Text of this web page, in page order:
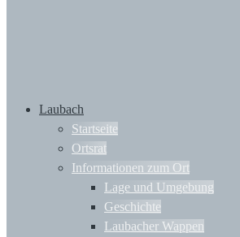
Laubach
Startseite
Ortsrat
Informationen zum Ort
Lage und Umgebung
Geschichte
Laubacher Wappen